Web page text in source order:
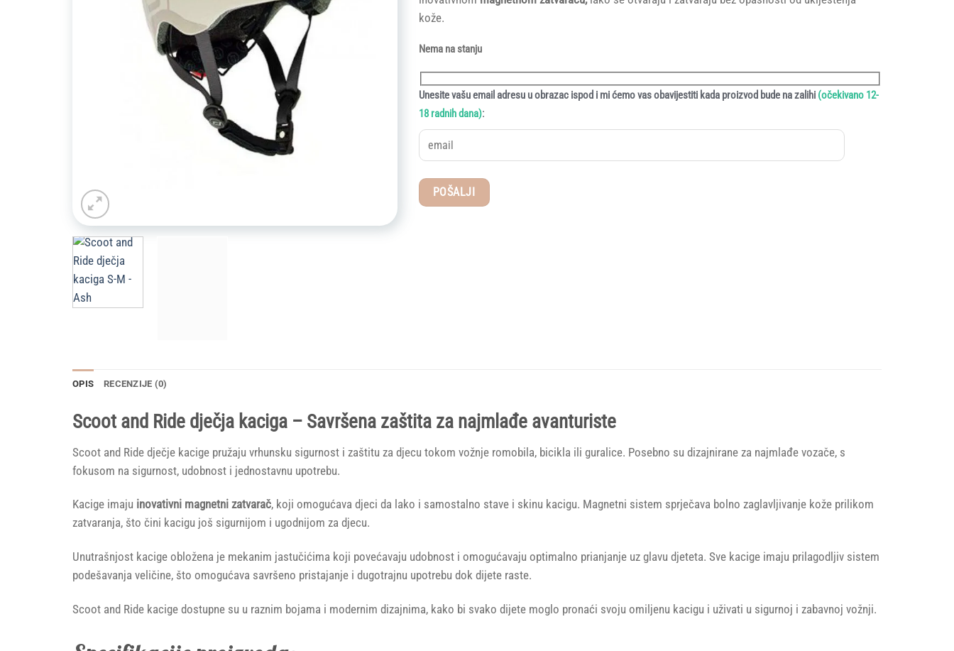
kože.
Nema na stanju
Unesite vašu email adresu u obrazac ispod i mi ćemo vas obavijestiti kada proizvod bude na zalihi (očekivano 12-
18 radnih dana):
OPIS RECENZIJE (0)
Scoot and Ride dječja kaciga – Savršena zaštita za najmlađe avanturiste
Scoot and Ride dječje kacige pružaju vrhunsku sigurnost i zaštitu za djecu tokom vožnje romobila, bicikla ili guralice. Posebno su dizajnirane za najmlađe vozače, s
fokusom na sigurnost, udobnost i jednostavnu upotrebu.
Kacige imaju inovativni magnetni zatvarač, koji omogućava djeci da lako i samostalno stave i skinu kacigu. Magnetni sistem sprječava bolno zaglavljivanje kože prilikom
zatvaranja, što čini kacigu još sigurnijom i ugodnijom za djecu.
Unutrašnjost kacige obložena je mekanim jastučićima koji povećavaju udobnost i omogućavaju optimalno prianjanje uz glavu djeteta. Sve kacige imaju prilagodljiv sistem
podešavanja veličine, što omogućava savršeno pristajanje i dugotrajnu upotrebu dok dijete raste.
Scoot and Ride kacige dostupne su u raznim bojama i modernim dizajnima, kako bi svako dijete moglo pronaći svoju omiljenu kacigu i uživati u sigurnoj i zabavnoj vožnji.